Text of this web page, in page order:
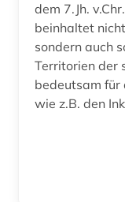
dem 7.Jh.
beinhaltet
sondern auch
Territorien der
bedeutsam für
wie z.B. den